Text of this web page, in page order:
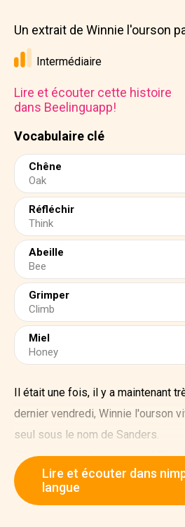
Vocabulaire clé
Chêne
Oak
Réfléchir
Think
Abeille
Bee
Grimper
Climb
Miel
Honey
Un extrait de Winnie l'ourson
Intermédiaire
Lire et écouter cette histoire
dans Beelinguapp!
Il était une fois, il y a maintenant
dernier vendredi, Winnie l'ourson
seul sous le nom de Sanders.
("Que veut dire "sous le nom" ?"
Robin.
"Cela signifie qu'il avait le nom au-
Lire et écouter dans
langue